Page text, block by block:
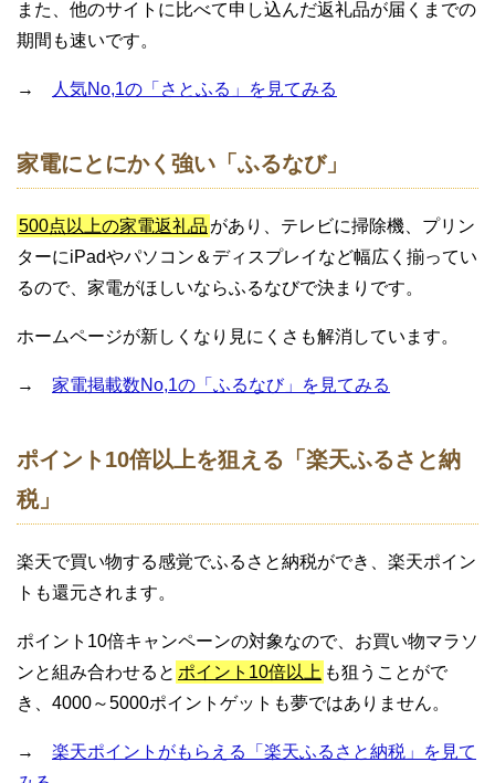
また、他のサイトに比べて申し込んだ返礼品が届くまでの
期間も速いです。
→ 人気No,1の「さとふる」を見てみる
家電にとにかく強い「ふるなび」
500点以上の家電返礼品 があり、テレビに掃除機、プリン
ターにiPadやパソコン＆ディスプレイなど幅広く揃ってい
るので、家電がほしいならふるなびで決まりです。
ホームページが新しくなり見にくさも解消しています。
→ 家電掲載数No,1の「ふるなび」を見てみる
ポイント10倍以上を狙える「楽天ふるさと納
税」
楽天で買い物する感覚でふるさと納税ができ、楽天ポイン
トも還元されます。
ポイント10倍キャンペーンの対象なので、お買い物マラソ
ンと組み合わせると ポイント10倍以上 も狙うことがで
き、4000～5000ポイントゲットも夢ではありません。
→ 楽天ポイントがもらえる「楽天ふるさと納税」を見て